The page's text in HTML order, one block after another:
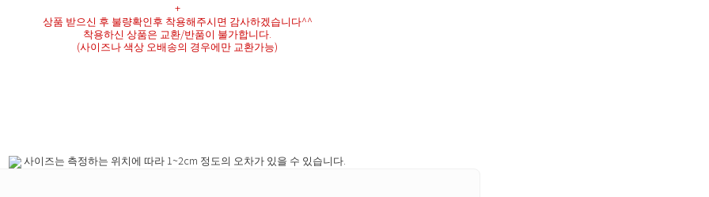
+
상품 받으신 후 불량확인후 착용해주시면 감사하겠습니다^^
착용하신 상품은 교환/반품이 불가합니다.
(사이즈나 색상 오배송의 경우에만 교환가능)
사이즈는 측정하는 위치에 따라 1~2cm 정도의 오차가 있을 수 있습니다.